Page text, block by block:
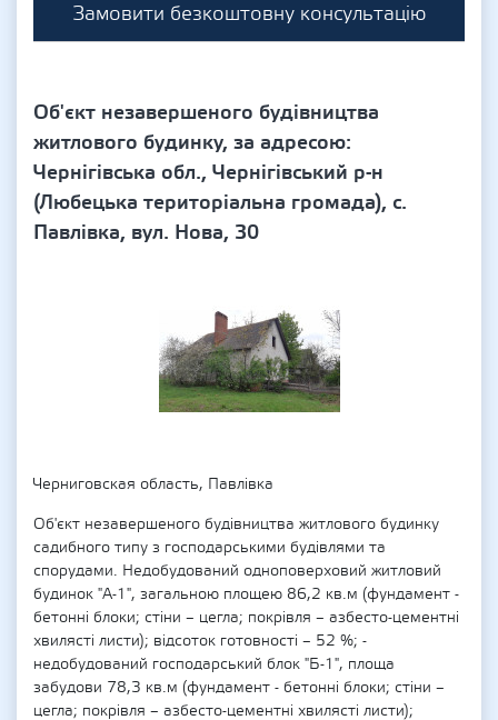
Замовити безкоштовну консультацію
Об'єкт незавершеного будівництва
житлового будинку, за адресою:
Чернігівська обл., Чернігівський р-н
(Любецька територіальна громада), с.
Павлівка, вул. Нова, 30
Черниговская область, Павлівка
Об'єкт незавершеного будівництва житлового будинку
садибного типу з господарськими будівлями та
спорудами. Недобудований одноповерховий житловий
будинок "А-1", загальною площею 86,2 кв.м (фундамент -
бетонні блоки; стіни – цегла; покрівля – азбесто-цементні
хвилясті листи); відсоток готовності – 52 %; -
недобудований господарський блок "Б-1", площа
забудови 78,3 кв.м (фундамент - бетонні блоки; стіни –
цегла; покрівля – азбесто-цементні хвилясті листи);